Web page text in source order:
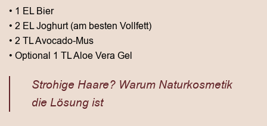
• 1 EL Bier
• 2 EL Joghurt (am besten Vollfett)
• 2 TL Avocado-Mus
• Optional 1 TL Aloe Vera Gel
Strohige Haare? Warum Naturkosmetik
die Lösung ist